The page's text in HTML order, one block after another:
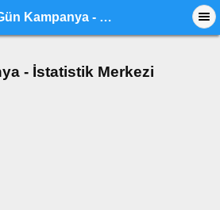
Her Gün Kampanya - İstatistik Merkezi
- İstatistik Merkezi